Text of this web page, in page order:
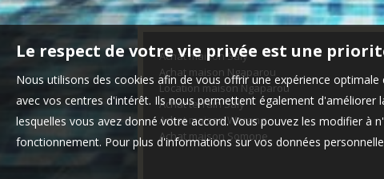
Achat maison Saly
Achat maison Ngaparou
Location maison Ngaparou
Achat terrain Saly
Achat maison Warang
Achat maison Somone
Le respect de votre vie privée est une
Nous utilisons des cookies afin de vous offrir une expérience
avec vos centres d'intérêt. Ils nous permettent également
lesquelles vous avez donné votre accord. Vous pouvez les modifier
fonctionnement. Pour plus d'informations sur vos données